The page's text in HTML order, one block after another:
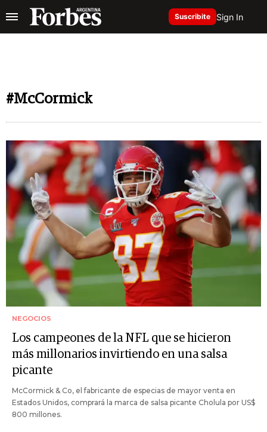
Suscribite Sign In
#McCormick
NEGOCIOS
Los campeones de la NFL que se hicieron
más millonarios invirtiendo en una salsa
picante
McCormick & Co, el fabricante de especias de mayor venta en
Estados Unidos, comprará la marca de salsa picante Cholula por US$
800 millones.